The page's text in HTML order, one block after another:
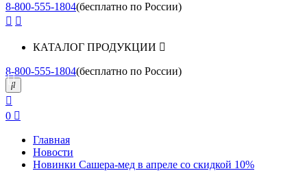
8-800-555-1804(бесплатно по России)
КАТАЛОГ ПРОДУКЦИИ
8-800-555-1804(бесплатно по России)
0
Главная
Новости
Новинки Сашера-мед в апреле со скидкой 10%